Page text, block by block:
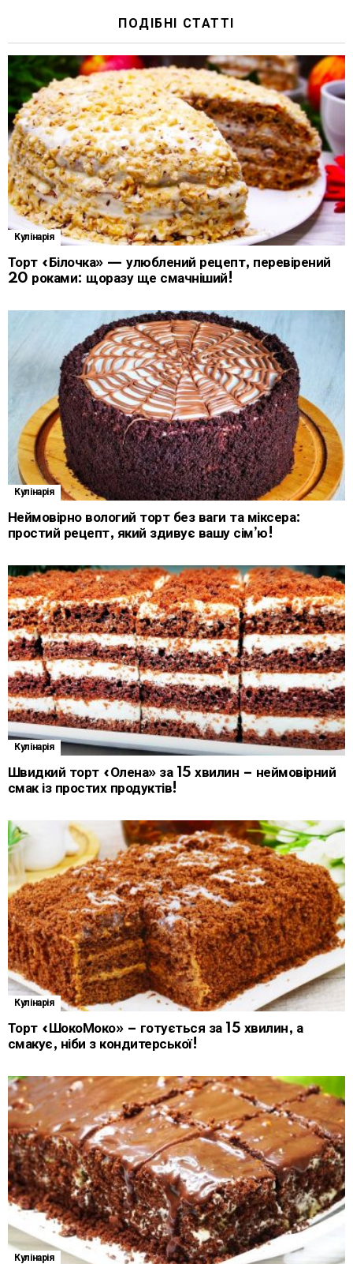
ПОДІБНІ СТАТТІ
Кулінарія
Торт «Білочка» — улюблений рецепт, перевірений
20 роками: щоразу ще смачніший!
Кулінарія
Неймовірно вологий торт без ваги та міксера:
простий рецепт, який здивує вашу сім’ю!
Кулінарія
Швидкий торт «Олена» за 15 хвилин – неймовірний
смак із простих продуктів!
Кулінарія
Торт «ШокоМоко» – готується за 15 хвилин, а
смакує, ніби з кондитерської!
Кулінарія